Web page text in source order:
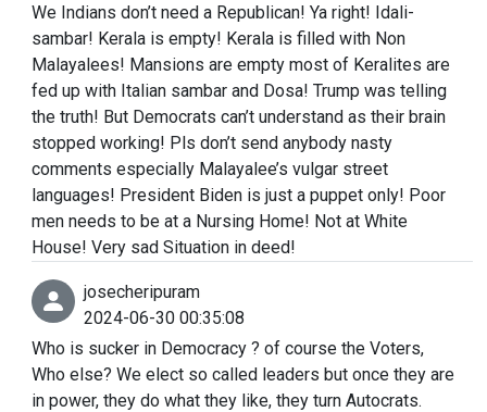
We Indians don’t need a Republican! Ya right! Idali-
sambar! Kerala is empty! Kerala is filled with Non
Malayalees! Mansions are empty most of Keralites are
fed up with Italian sambar and Dosa! Trump was telling
the truth! But Democrats can’t understand as their brain
stopped working! Pls don’t send anybody nasty
comments especially Malayalee’s vulgar street
languages! President Biden is just a puppet only! Poor
men needs to be at a Nursing Home! Not at White
House! Very sad Situation in deed!
josecheripuram
2024-06-30 00:35:08
Who is sucker in Democracy ? of course the Voters,
Who else? We elect so called leaders but once they are
in power, they do what they like, they turn Autocrats.